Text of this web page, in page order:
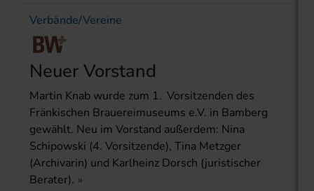
Verbände/Vereine
Neuer Vorstand
Martin Knab wurde zum 1. Vorsitzenden des
Fränkischen Brauereimuseums e.V. in Bamberg
gewählt. Neu im Vorstand außerdem: Nina
Schipowski (4. Vorsitzende), Tina Metzger
(Archivarin) und Karlheinz Dorsch (juristischer
Berater).